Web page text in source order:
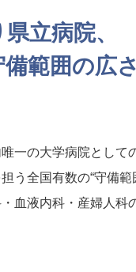
立病院、
範囲の広
一の大学病院とし
う全国有数の“守備
血液内科・産婦人科